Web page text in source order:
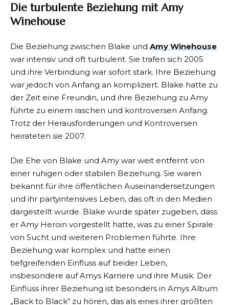
Die turbulente Beziehung mit Amy
Winehouse
Die Beziehung zwischen Blake und Amy Winehouse
war intensiv und oft turbulent. Sie trafen sich 2005
und ihre Verbindung war sofort stark. Ihre Beziehung
war jedoch von Anfang an kompliziert. Blake hatte zu
der Zeit eine Freundin, und ihre Beziehung zu Amy
führte zu einem raschen und kontroversen Anfang.
Trotz der Herausforderungen und Kontroversen
heirateten sie 2007.
Die Ehe von Blake und Amy war weit entfernt von
einer ruhigen oder stabilen Beziehung. Sie waren
bekannt für ihre öffentlichen Auseinandersetzungen
und ihr partyintensives Leben, das oft in den Medien
dargestellt wurde. Blake wurde später zugeben, dass
er Amy Heroin vorgestellt hatte, was zu einer Spirale
von Sucht und weiteren Problemen führte. Ihre
Beziehung war komplex und hatte einen
tiefgreifenden Einfluss auf beider Leben,
insbesondere auf Amys Karriere und ihre Musik. Der
Einfluss ihrer Beziehung ist besonders in Amys Album
„Back to Black“ zu hören, das als eines ihrer größten